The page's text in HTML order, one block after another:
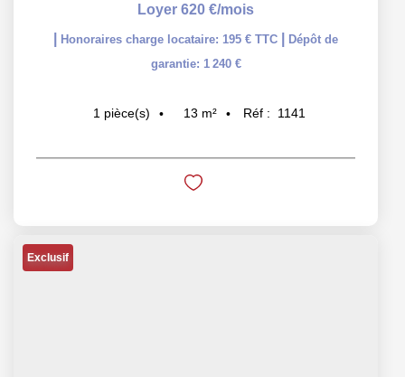
Loyer 620 €/mois
Honoraires charge locataire: 195 € TTC
Dépôt de
garantie: 1 240 €
1 pièce(s) 13 m² Réf : 1141
Exclusif